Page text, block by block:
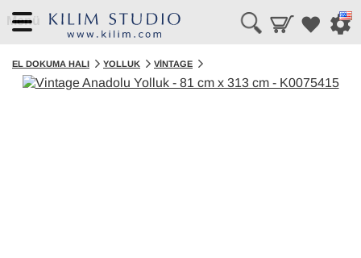
Menü
EL DOKUMA HALI YOLLUK VINTAGE